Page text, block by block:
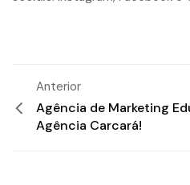
Anterior
Agência de Marketing
Agência Carcará!